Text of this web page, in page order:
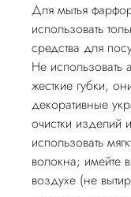
Для мытья
использовать
средства для
Не
жесткие губки,
декоративные
очистки изделий
использовать
волокна; имейте
воздухе (не